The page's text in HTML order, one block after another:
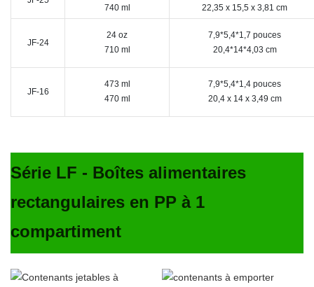
740 ml 22,35 x 15,5 x 3,81 cm
JF-24
24 oz
710 ml
7,9*5,4*1,7 pouces
20,4*14*4,03 cm
JF-16
473 ml
470 ml
7,9*5,4*1,4 pouces
20,4 x 14 x 3,49 cm
Série LF - Boîtes alimentaires
rectangulaires en PP à 1
compartiment